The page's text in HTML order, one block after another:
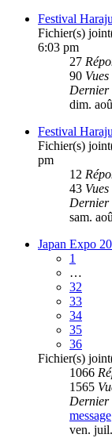
Festival
Fichier(s)
6:03 pm
27
90 Vues
Dernier
dim.
Festival
Fichier(s)
pm
12
43 Vues
Dernier
sam.
Japan Expo
1
…
32
33
34
35
36
Fichier(s)
1066
1565
Dernier
message
ven.